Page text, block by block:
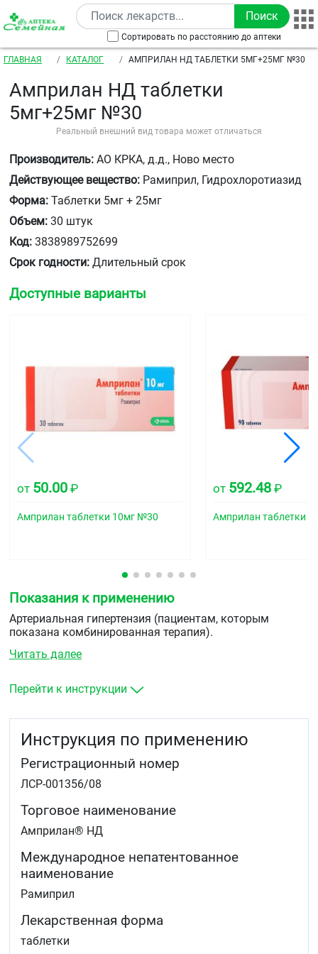
Перейти к основному содержанию
Сортировать по расстоянию до аптеки
Строка навигации
ГЛАВНАЯ КАТАЛОГ АМПРИЛАН НД ТАБЛЕТКИ 5МГ+25МГ №30
Амприлан НД таблетки
5мг+25мг №30
Реальный внешний вид товара может отличаться
Производитель: АО КРКА, д.д., Ново место
Действующее вещество: Рамиприл, Гидрохлоротиазид
Форма: Таблетки 5мг + 25мг
Объем: 30 штук
Код: 3838989752699
Срок годности: Длительный срок
Доступные варианты
от 50.00 ₽
Амприлан таблетки 10мг №30
от 592.48 ₽
Амприлан таблетки
Показания к применению
Артериальная гипертензия (пациентам, которым
показана комбинированная терапия).
Читать далее
Перейти к инструкции
Инструкция по применению
Регистрационный номер
ЛСР-001356/08
Торговое наименование
Амприлан® НД
Международное непатентованное
наименование
Рамиприл
Лекарственная форма
таблетки